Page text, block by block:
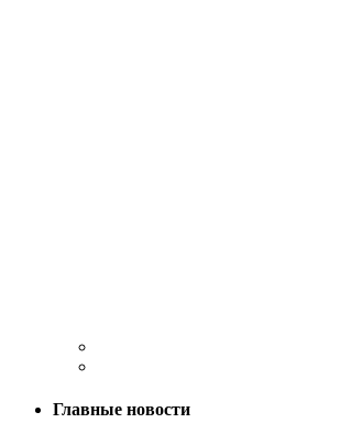
Главные новости